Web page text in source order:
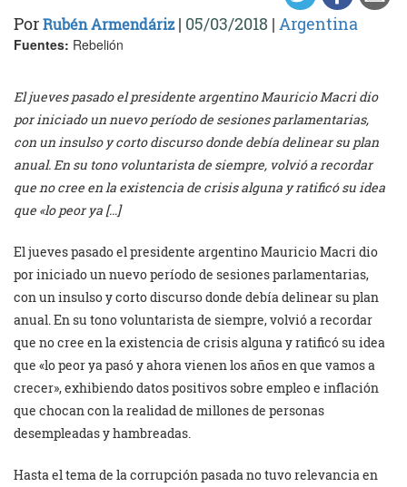
PorRubén Armendáriz| 05/03/2018 | Argentina
Fuentes: Rebelión
El jueves pasado el presidente argentino Mauricio Macri dio
por iniciado un nuevo período de sesiones parlamentarias,
con un insulso y corto discurso donde debía delinear su plan
anual. En su tono voluntarista de siempre, volvió a recordar
que no cree en la existencia de crisis alguna y ratificó su idea
que «lo peor ya […]
El jueves pasado el presidente argentino Mauricio Macri dio
por iniciado un nuevo período de sesiones parlamentarias,
con un insulso y corto discurso donde debía delinear su plan
anual. En su tono voluntarista de siempre, volvió a recordar
que no cree en la existencia de crisis alguna y ratificó su idea
que «lo peor ya pasó y ahora vienen los años en que vamos a
crecer», exhibiendo datos positivos sobre empleo e inflación
que chocan con la realidad de millones de personas
desempleadas y hambreadas.
Hasta el tema de la corrupción pasada no tuvo relevancia en